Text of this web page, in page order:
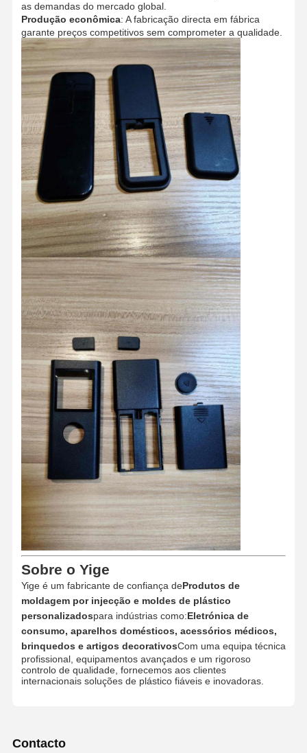
Produtos
Quem
Somos
Fábrica
Controle De
Qualidade
Fale
Conosco
Notícias
Todos Os
Casos
Converse
Agora
Molde de injeção de plástico
Molde de aparelhos domésticos
Modelagem por injeção médica
Molde de Injeção Doméstico
Molde de injeção personalizado
Produtos de moldagem por injecção
Molde de fundição
as demandas do mercado global.
Produção econômica: A fabricação directa em fábrica
garante preços competitivos sem comprometer a qualidade.
Sobre o Yige
Yige é um fabricante de confiança deProdutos de
moldagem por injecção e moldes de plástico
personalizadospara indústrias como:Eletrónica de
consumo, aparelhos domésticos, acessórios médicos,
brinquedos e artigos decorativosCom uma equipa técnica
profissional, equipamentos avançados e um rigoroso
controlo de qualidade, fornecemos aos clientes
internacionais soluções de plástico fiáveis e inovadoras.
Contacto